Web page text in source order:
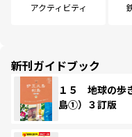
アクティビティ
新刊ガイドブック
１５ 地球の
島①）３訂版